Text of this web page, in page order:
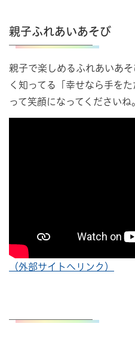
親子ふれあいあそび
親子で楽しめるふれあいあ
く知ってる「幸せなら手を
って笑顔になってくださいね
（外部サイトへリンク）